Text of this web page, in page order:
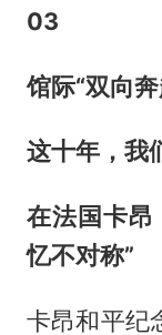
03
馆际“双向奔
这十年，我
在法国卡昂
忆不对称”
卡昂和平纪